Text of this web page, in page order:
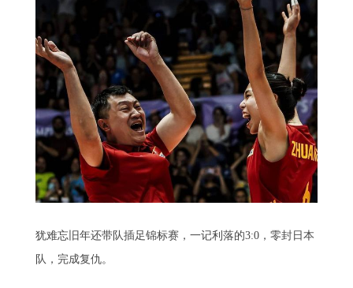
犹难忘旧年还带队插足锦标赛，一记利落的3:0，零封日本
队，完成复仇。